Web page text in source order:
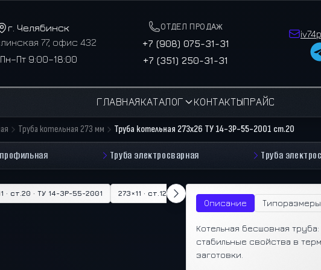
г. Челябинск
77, офис 432
Пн–Пт 9:00–18:00
ОТДЕЛ ПРОДАЖ
+7 (908) 075-31-31
+7 (351) 250-31-31
ГЛАВНАЯКАТАЛОГ КОНТАКТЫПРАЙС
Труба котельная 273 мм Труба котельная 273х26 ТУ 14-3Р-55-2001 ст.20
Труба электросварная Труба
· ст.20 · ТУ 14-3Р-55-2001 273×11 · ст.12Х1МФ · ТУ 14-3Р-55-2001 273×18 ·
Описание Типоразмеры
Котельная бесшовная
стабильные свойства в
заготовки.